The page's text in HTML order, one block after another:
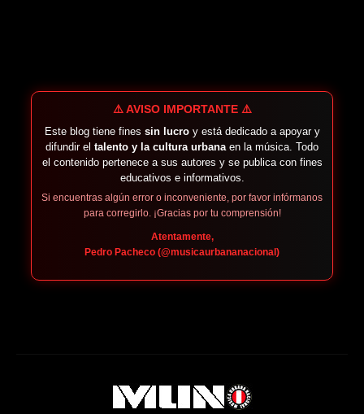
⚠️ AVISO IMPORTANTE ⚠️
Este blog tiene fines sin lucroy está dedicado a apoyar y
difundir el talento y la cultura urbanaen la música. Todo
el contenido pertenece a sus autores y se publica con fines
educativos e informativos.
Si encuentras algún error o inconveniente, por favor infórmanos
para corregirlo. ¡Gracias por tu comprensión!
Atentamente,
Pedro Pacheco (@musicaurbananacional)